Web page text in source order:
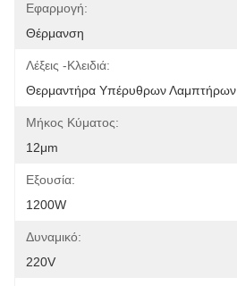
Εφαρμογή:
Θέρμανση
Λέξεις -κλειδιά:
Θερμαντήρα Υπέρυθρων Λαμπτήρων
Μήκος Κύματος:
12μm
Εξουσία:
1200W
Δυναμικό:
220V